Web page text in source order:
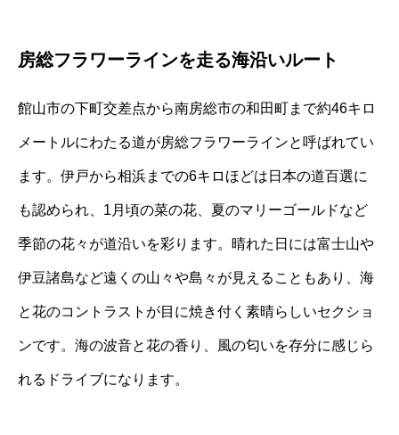
房総フラワーラインを走る海沿いルート
館山市の下町交差点から南房総市の和田町まで約46キロ
メートルにわたる道が房総フラワーラインと呼ばれてい
ます。伊戸から相浜までの6キロほどは日本の道百選に
も認められ、1月頃の菜の花、夏のマリーゴールドなど
季節の花々が道沿いを彩ります。晴れた日には富士山や
伊豆諸島など遠くの山々や島々が見えることもあり、海
と花のコントラストが目に焼き付く素晴らしいセクショ
ンです。海の波音と花の香り、風の匂いを存分に感じら
れるドライブになります。